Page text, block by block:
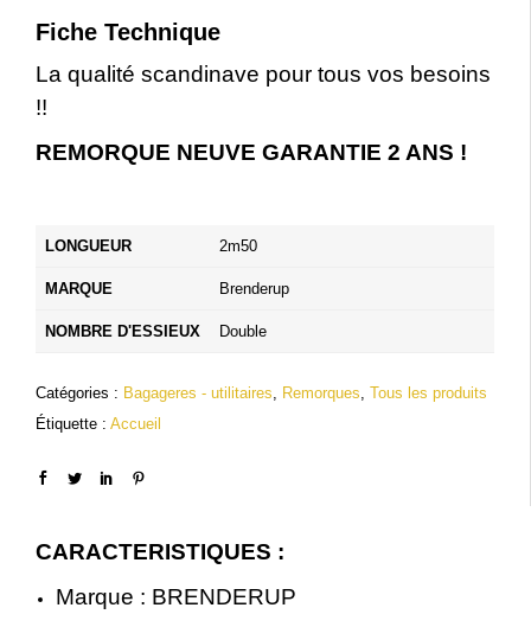
Fiche Technique
La qualité scandinave pour tous vos besoins
!!
REMORQUE NEUVE GARANTIE 2 ANS !
LONGUEUR 2m50
MARQUE Brenderup
NOMBRE D'ESSIEUX Double
Catégories : Bagageres - utilitaires Remorques Tous les produits
Étiquette : Accueil
CARACTERISTIQUES :
Marque : BRENDERUP